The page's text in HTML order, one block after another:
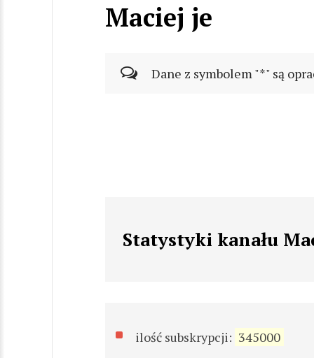
Maciej je
Dane z symbolem "*" są
Statystyki kanału
ilość subskrypcji: 345000